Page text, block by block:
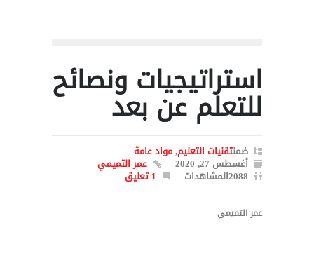
استراتيجيات ونصائح
للتعلم عن بعد
ضمنتقنيات التعليم,مواد عامة
أغسطس 27, 2020 عمر التميمي
2088المشاهدات 1 تعليق
عمر التميمي